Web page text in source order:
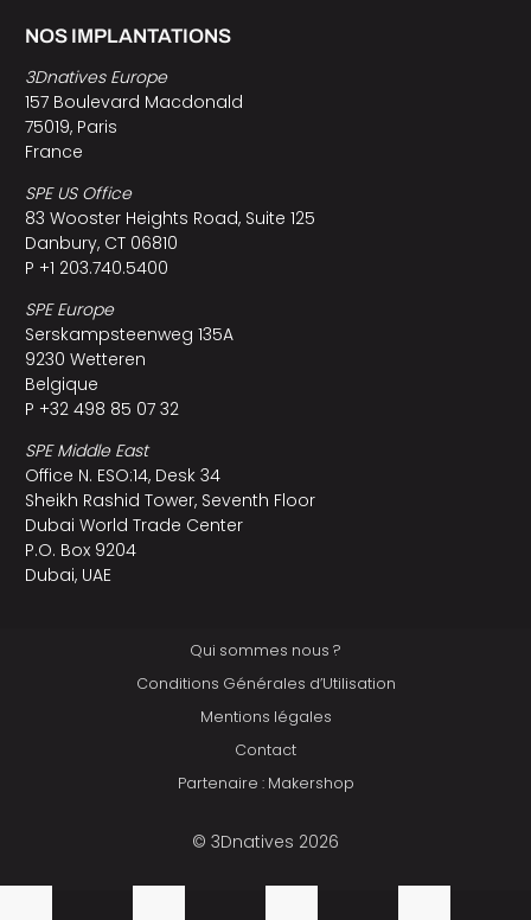
NOS IMPLANTATIONS
3Dnatives Europe
157 Boulevard Macdonald
75019, Paris
France
SPE US Office
83 Wooster Heights Road, Suite 125
Danbury, CT 06810
P +1 203.740.5400
SPE Europe
Serskampsteenweg 135A
9230 Wetteren
Belgique
P +32 498 85 07 32
SPE Middle East
Office N. ESO:14, Desk 34
Sheikh Rashid Tower, Seventh Floor
Dubai World Trade Center
P.O. Box 9204
Dubai, UAE
Qui sommes nous ?
Conditions Générales d’Utilisation
Mentions légales
Contact
Partenaire : Makershop
© 3Dnatives 2026